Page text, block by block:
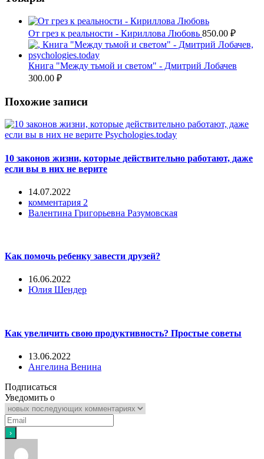
От грез к реальности - Кириллова Любовь 850.00 ₽
Книга "Между тьмой и светом" - Дмитрий Лобачев
300.00 ₽
Похожие записи
10 законов жизни, которые действительно работают, даже
если вы в них не верите
14.07.2022
комментария 2
Валентина Григорьевна Разумовская
Как помочь ребенку завести друзей?
16.06.2022
Юлия Шендер
Как увеличить свою продуктивность? Простые советы
13.06.2022
Ангелина Венина
Подписаться
Уведомить о